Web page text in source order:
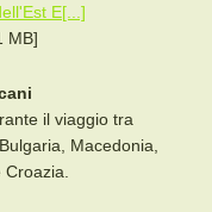
E[...]
MB]
il viaggio tra
Macedonia,